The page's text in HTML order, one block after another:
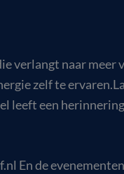
verlangt naar
zelf te
leeft een
de evenementen